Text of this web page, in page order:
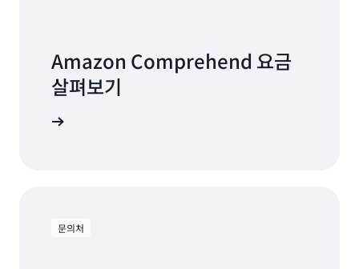
Amazon Comprehend 요금
살펴보기
문의처